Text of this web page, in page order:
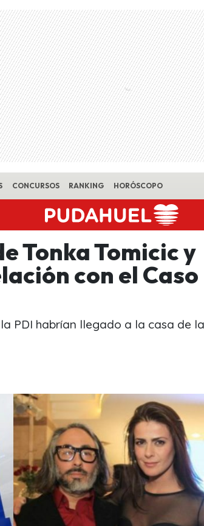
CONCURSOS RANKING HORÓSCOPO
Tonka Tomicic y
con el Caso
PDI habrían llegado a la casa de la